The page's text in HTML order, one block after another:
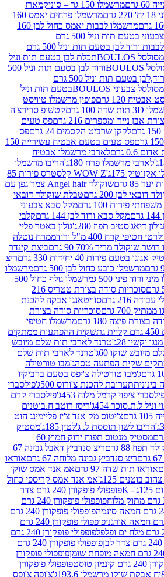
150 גר – סוניק
מארז
מרשמלו פרחים יאמס 160
מרשמלו לבבות יאמס כחול לבן 160
ממתק מרשמלו פרחים צבעוני בטעם תות וניל 500 גרם
ממתק מרשמלו לבבות ורוד לבן בטעם תות וניל 500 גרם
ממתק מרשמלו מסולסל BOULOSתכלת לבן בטעם תות וניל
ממתק מרשמלו מסולסל BOULOSורוד לבן בטעם תות וניל 500
ממתק מרשמלו כריות ורוד,לבן בטעם תות וניל 500 גרם
ממתק מרשמלו מסולסל צבעוני BOULOSבטעם תות וניל
פופין מרשמלו טוויסט
קטשופ סרירצ'ה
216 גרם
פס טעים
שרביט הקסמים 24 גרם
פס
פס טעים בטעם אבטיח עשירייה 150
לארבי מרשמלו אבטיח
פרח 180ג'
הריבו מרשמלו
WOW Z קלסטרס פירות 85
שוקולד Angel hair צמר גפן עם
טבלת שוקולד דובאי
מקל סבא צבעוני
סבא ורוד לבן 144 גרם
קלבי
תפוז 280ג'
גולון באטר פליי
ורוד
ממרח נוטלה
90 גרם
ביצת קינדר
יחידות 330 גרם
ריצ
כחול לבן 500 גרם
מרשמלו
ג
מרשמלו גולף כחול 500
סוכריות סודה בצורת טטריס 216
סוויטאנגו אבקה להכנת
סוכריות סודה בצורת
גרם
מרשמלו חטיפי
שקית ההפתעות ממתקים
טרנד לארבי תות שלם מיובש
טרנד לארבי תות שלם
הפתעה טסהג'מבו טורטילה
צ'יפס בטעם ברביקיו
להכנת צ'ורוס 500ג'
פילסברי
מלוח 453ג'
פילסברי קרם
ריסז רוטב ח.בוטנים
מק אנד צ'יז פליימינג הוט
ל. ג'לטין 185ג'
מסטיק
מסטיק מנטוס תפוח ירוק חמוץ 60
ריצ סנדביץ דאבל גבינה 67
גבינה מלוחה 67 גרם
אוראו
97 גרם
אמ אנד אמס שוקו
אמ אנד אמס קריספי כחול
פופפולי פופקורן 240 גרם צדר
פופפולי פופקורן 240 גרם
פופפולי פופקורן 240 גרם
פופפולי פופקורן 240 גרם
פופפולי פופקורן 240 גרם
פופפולי פופקורן 240 גרם
פופפולי פופקורן
פופפולי פופקורן
צ'ופה צ'ופס